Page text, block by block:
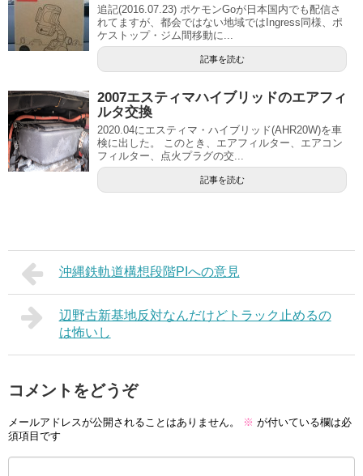
追記(2016.07.23) ポケモンGoが日本国内でも配信さ
れてますが、都会ではない地域ではIngress同様、ポ
ケストップ・ジム間移動に...
記事を読む
2007エスティマハイブリッドのエアフィ
ルタ交換
2020.04にエスティマ・ハイブリッド(AHR20W)を車
検に出した。 このとき、エアフィルター、エアコン
フィルター、点火プラグの交...
記事を読む
沖縄鉄軌道構想段階PIへの意見
辺野古新基地反対なんだけどトラック止めるの
は怖いし
コメントをどうぞ
メールアドレスが公開されることはありません。 ※ が付いている欄は必
須項目です